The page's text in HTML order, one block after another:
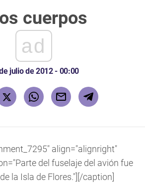
cuerpos
ad
julio de 2012 - 00:00
align="alignright"
del fuselaje del avión fue
la Isla de Flores."] [/caption]